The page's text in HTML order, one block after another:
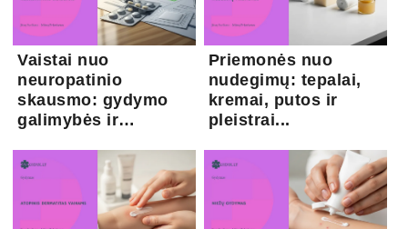
Vaistai nuo
neuropatinio
skausmo: gydymo
galimybės ir
Priemonės nuo
nudegimų: tepalai,
kremai, putos ir
pleistrai...